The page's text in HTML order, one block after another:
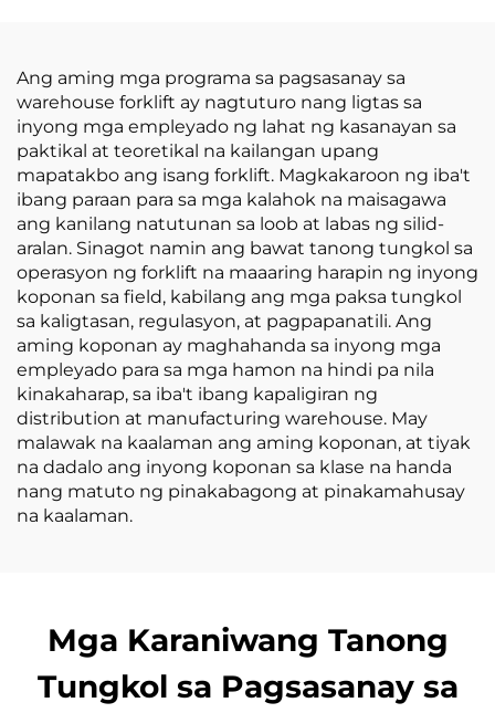
Ang aming mga programa sa pagsasanay sa
warehouse forklift ay nagtuturo nang ligtas sa
inyong mga empleyado ng lahat ng kasanayan sa
paktikal at teoretikal na kailangan upang
mapatakbo ang isang forklift. Magkakaroon ng iba't
ibang paraan para sa mga kalahok na maisagawa
ang kanilang natutunan sa loob at labas ng silid-
aralan. Sinagot namin ang bawat tanong tungkol sa
operasyon ng forklift na maaaring harapin ng inyong
koponan sa field, kabilang ang mga paksa tungkol
sa kaligtasan, regulasyon, at pagpapanatili. Ang
aming koponan ay maghahanda sa inyong mga
empleyado para sa mga hamon na hindi pa nila
kinakaharap, sa iba't ibang kapaligiran ng
distribution at manufacturing warehouse. May
malawak na kaalaman ang aming koponan, at tiyak
na dadalo ang inyong koponan sa klase na handa
nang matuto ng pinakabagong at pinakamahusay
na kaalaman.
Mga Karaniwang Tanong
Tungkol sa Pagsasanay sa